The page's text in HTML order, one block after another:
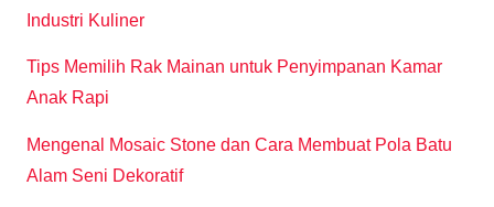
Industri Kuliner
Tips Memilih Rak Mainan untuk Penyimpanan Kamar
Anak Rapi
Mengenal Mosaic Stone dan Cara Membuat Pola Batu
Alam Seni Dekoratif